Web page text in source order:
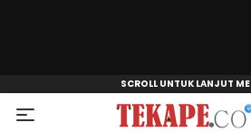
Tekape.co
Jendela Informasi Kita